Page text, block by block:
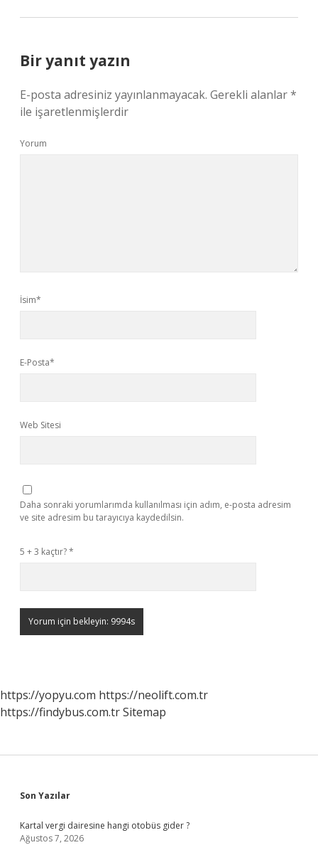
Bir yanıt yazın
E-posta adresiniz yayınlanmayacak. Gerekli alanlar*
ile işaretlenmişlerdir
Yorum
İsim*
E-Posta*
Web Sitesi
Daha sonraki yorumlarımda kullanılması için adım, e-posta adresim
ve site adresim bu tarayıcıya kaydedilsin.
5 + 3 kaçtır?*
https://yopyu.com https://neolift.com.tr
https://findybus.com.trSitemap
Sidebar
Son Yazılar
Kartal vergi dairesine hangi otobüs gider ?
Ağustos 7, 2026